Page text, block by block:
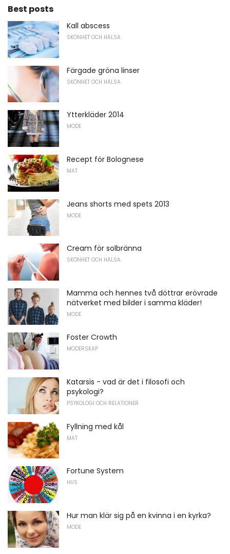
Best posts
Kall abscess
SKÖNHET OCH HÄLSA
Färgade gröna linser
SKÖNHET OCH HÄLSA
Ytterkläder 2014
MODE
Recept för Bolognese
MAT
Jeans shorts med spets 2013
MODE
Cream för solbränna
SKÖNHET OCH HÄLSA
Mamma och hennes två döttrar erövrade
nätverket med bilder i samma kläder!
MODE
Foster Crowth
MODERSKAP
Katarsis - vad är det i filosofi och
psykologi?
PSYKOLOGI OCH RELATIONER
Fyllning med kål
MAT
Fortune System
HUS
Hur man klär sig på en kvinna i en kyrka?
MODE